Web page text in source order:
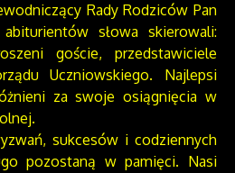
Rady Rodziców Pan
słowa skierowali:
goście, przedstawiciele
Uczniowskiego. Najlepsi
za swoje osiągnięcia w
sukcesów i codziennych
pozostaną w pamięci. Nasi